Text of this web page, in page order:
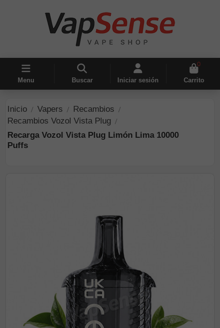
Menu Buscar Iniciar sesión
0
Carrito
Inicio Vapers
Recambios
Recambios Vozol Vista Plug
Recarga Vozol Vista Plug Limón Lima 10000
Puffs